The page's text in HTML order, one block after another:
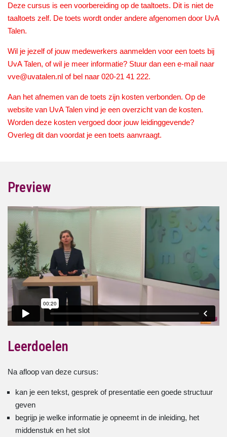
Deze cursus is een voorbereiding op de taaltoets. Dit is niet de
taaltoets zelf. De toets wordt onder andere afgenomen door UvA
Talen.
Wil je jezelf of jouw medewerkers aanmelden voor een toets bij
UvA Talen, of wil je meer informatie? Stuur dan een e-mail naar
vve@uvatalen.nl of bel naar 020-21 41 222.
Aan het afnemen van de toets zijn kosten verbonden. Op de
website van UvA Talen vind je een overzicht van de kosten.
Worden deze kosten vergoed door jouw leidinggevende?
Overleg dit dan voordat je een toets aanvraagt.
Preview
Leerdoelen
Na afloop van deze cursus:
kan je een tekst, gesprek of presentatie een goede structuur
geven
begrijp je welke informatie je opneemt in de inleiding, het
middenstuk en het slot